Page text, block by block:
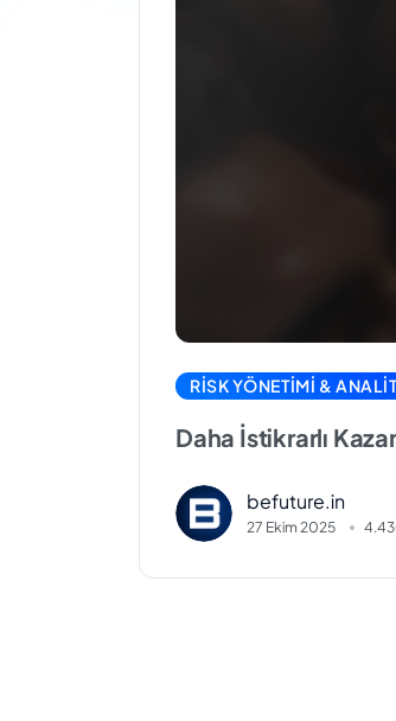
RISK YÖNETIMI &
Daha İstikrarlı
befuture.in
27 Ekim 2025